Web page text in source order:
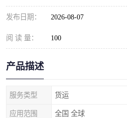
发布日期： 2026-08-07
阅 读 量： 100
产品描述
服务类型 货运
应用范围 全国 全球